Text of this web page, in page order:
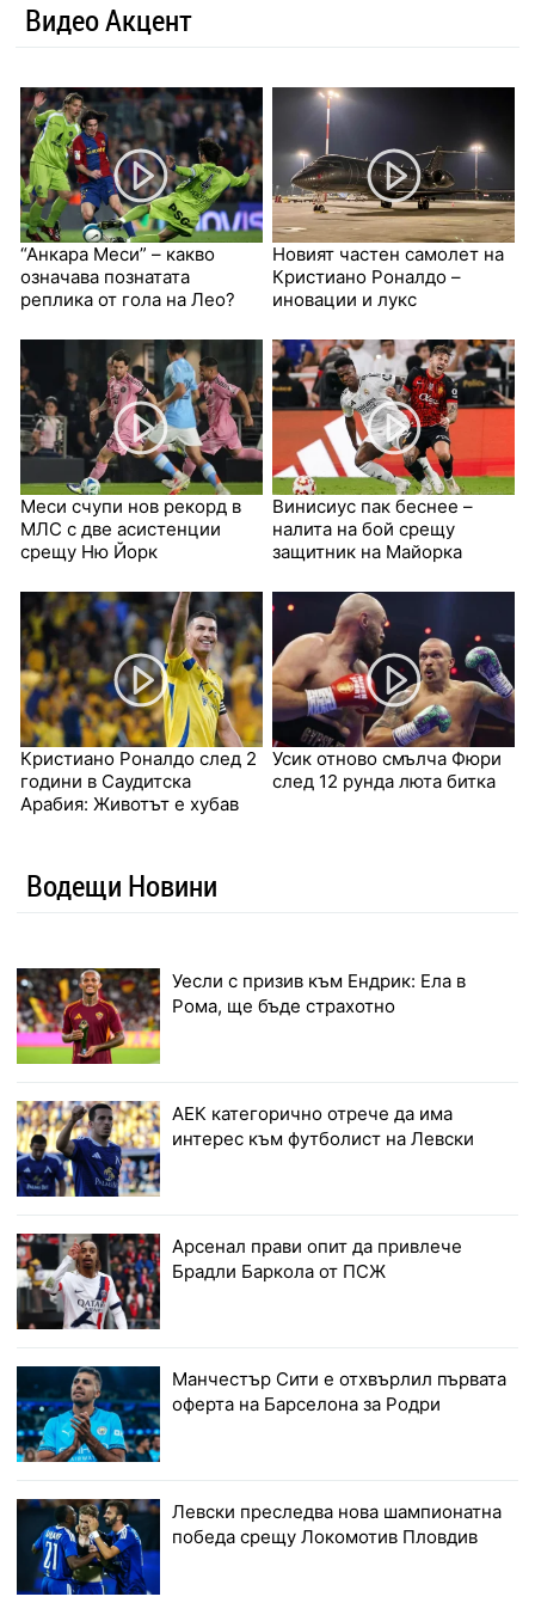
Видео Акцент
“Анкара Меси” – какво
означава познатата
реплика от гола на Лео?
Новият частен самолет на
Кристиано Роналдо –
иновации и лукс
Меси счупи нов рекорд в
МЛС с две асистенции
срещу Ню Йорк
Винисиус пак беснее –
налита на бой срещу
защитник на Майорка
Кристиано Роналдо след 2
години в Саудитска
Арабия: Животът е хубав
Усик отново смълча Фюри
след 12 рунда люта битка
Водещи Новини
Уесли с призив към Ендрик: Ела в
Рома, ще бъде страхотно
АЕК категорично отрече да има
интерес към футболист на Левски
Арсенал прави опит да привлече
Брадли Баркола от ПСЖ
Манчестър Сити е отхвърлил първата
оферта на Барселона за Родри
Левски преследва нова шампионатна
победа срещу Локомотив Пловдив